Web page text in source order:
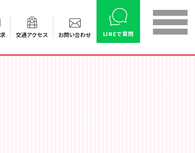
交通アクセス お問い合わせ LINEで質問